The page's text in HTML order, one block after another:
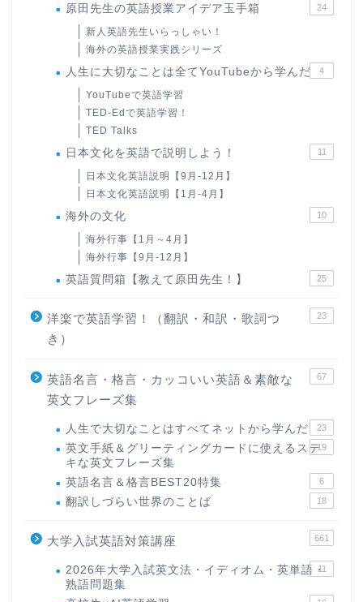
原田先生の英語授業アイデア玉手箱 24
新人英語先生いらっしゃい！
海外の英語授業実践シリーズ
人生に大切なことは全てYouTubeから学んだ 4
YouTubeで英語学習
TED-Edで英語学習！
TED Talks
日本文化を英語で説明しよう！ 11
日本文化英語説明【9月-12月】
日本文化英語説明【1月-4月】
海外の文化 10
海外行事【1月～4月】
海外行事【9月-12月】
英語質問箱【教えて原田先生！】 25
洋楽で英語学習！（翻訳・和訳・歌詞つ
き）
23
英語名言・格言・カッコいい英語＆素敵な
英文フレーズ集
67
人生で大切なことはすべてネットから学んだ 23
英文手紙＆グリーティングカードに使えるステ
キな英文フレーズ集
19
英語名言＆格言BEST20特集 6
翻訳しづらい世界のことば 18
大学入試英語対策講座 661
2026年大学入試英文法・イディオム・英単語・
熟語問題集
11